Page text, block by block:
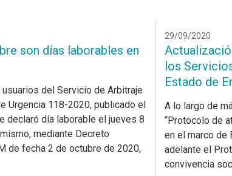
son días laborables en
del Servicio de Arbitraje
Urgencia 118-2020, publicado el
declaró día laborable el jueves 8
mediante Decreto
de fecha 2 de octubre de 2020,
29/09/2020
los
Estado de
A lo largo de
“Protocolo de
en el marco de
adelante el
convivencia